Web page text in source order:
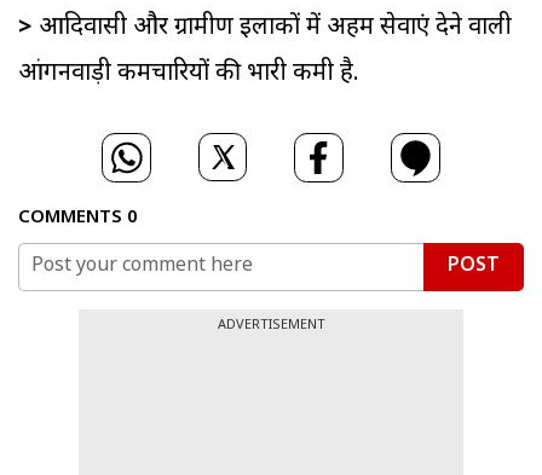
> आदिवासी और ग्रामीण इलाकों में अहम सेवाएं देने वाली
आंगनवाड़ी कर्मचारियों की भारी कमी है.
COMMENTS 0
POST
ADVERTISEMENT